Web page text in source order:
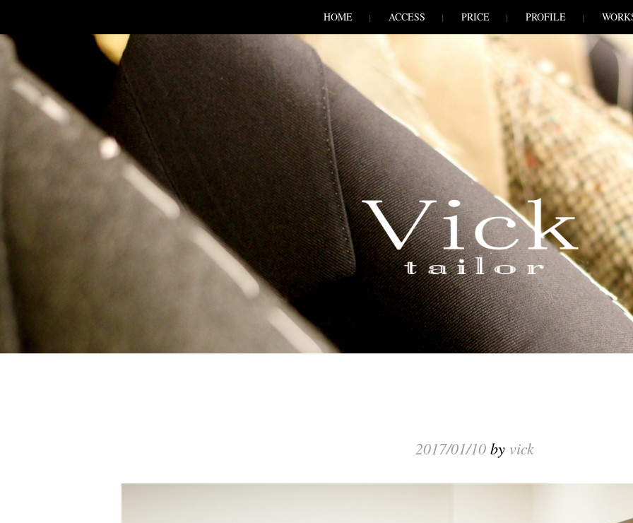
HOME ACCESS PRICE PROFILE
2017/01/10 by vick